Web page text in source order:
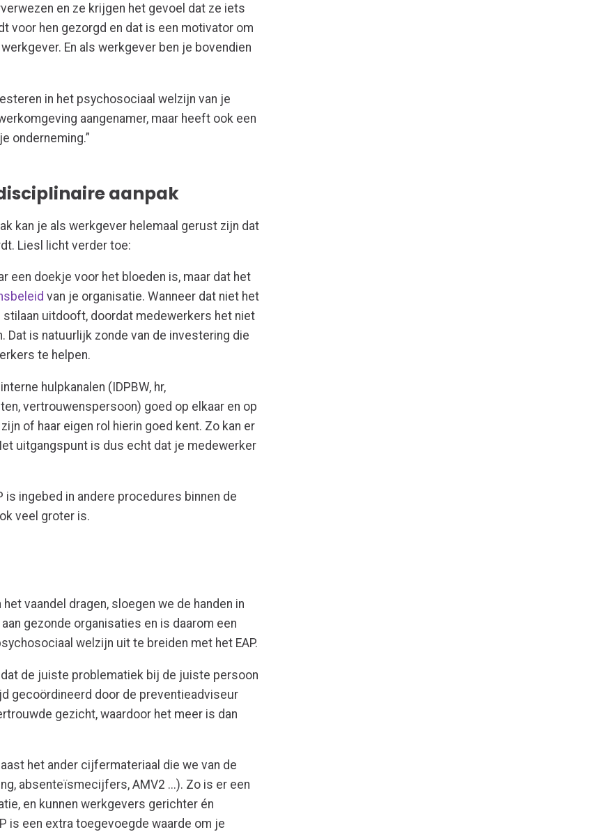
en ze krijgen het gevoel dat ze iets
voor hen gezorgd en dat is een motivator om
En als werkgever ben je bovendien
in het psychosociaal welzijn van je
aangenamer, maar heeft ook een
onderneming.”
aanpak
kan je als werkgever helemaal gerust zijn dat
Liesl licht verder toe:
een doekje voor het bloeden is, maar dat het
van je organisatie. Wanneer dat niet het
stilaan uitdooft, doordat medewerkers het niet
is natuurlijk zonde van de investering die
te helpen.
hulpkanalen (IDPBW, hr,
vertrouwenspersoon) goed op elkaar en op
of haar eigen rol hierin goed kent. Zo kan er
uitgangspunt is dus echt dat je medewerker
is ingebed in andere procedures binnen de
veel groter is.
vaandel dragen, sloegen we de handen in
gezonde organisaties en is daarom een
welzijn uit te breiden met het EAP.
de juiste problematiek bij de juiste persoon
gecoördineerd door de preventieadviseur
gezicht, waardoor het meer is dan
het ander cijfermateriaal die we van de
absenteïsmecijfers, AMV2 ...). Zo is er een
en kunnen werkgevers gerichter én
is een extra toegevoegde waarde om je